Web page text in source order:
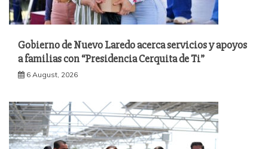
Gobierno de Nuevo Laredo acerca servicios y apoyos
a familias con “Presidencia Cerquita de Ti”
6 August, 2026